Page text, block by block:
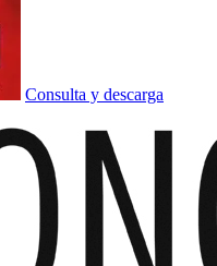
Consulta y descarga